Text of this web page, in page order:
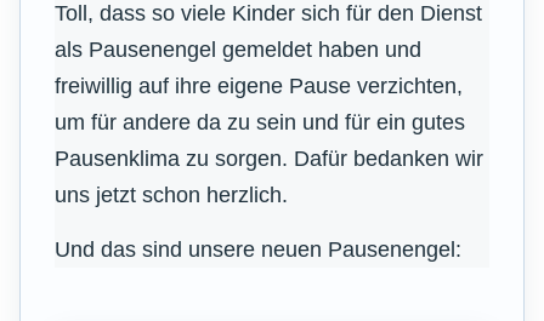
Toll, dass so viele Kinder sich für den Dienst
als Pausenengel gemeldet haben und
freiwillig auf ihre eigene Pause verzichten,
um für andere da zu sein und für ein gutes
Pausenklima zu sorgen. Dafür bedanken wir
uns jetzt schon herzlich.
Und das sind unsere neuen Pausenengel: